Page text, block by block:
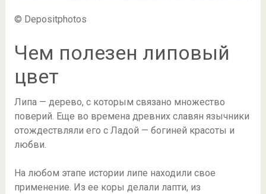
© Depositphotos
Чем полезен липовый
цвет
Липа — дерево, с которым связано множество
поверий. Еще во времена древних славян язычники
отождествляли его с Ладой — богиней красоты и
любви.
На любом этапе истории липе находили свое
применение. Из ее коры делали лапти, из